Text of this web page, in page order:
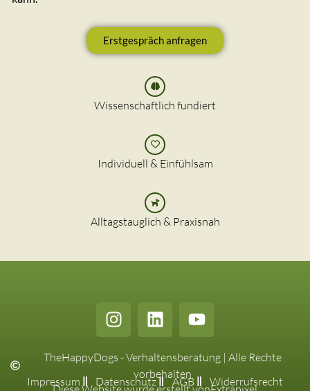
Erstgespräch anfragen
Wissenschaftlich fundiert
Individuell & Einfühlsam
Alltagstauglich & Praxisnah
TheHappyDogs - Verhaltensberatung | Alle Rechte
vorbehalten
Impressum Datenschutz AGB Widerrufsrecht